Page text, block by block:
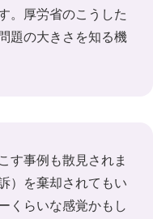
。厚労省のこうした
題の大きさを知る機
す事例も散見されま
）を棄却されてもい
くらいな感覚かもし